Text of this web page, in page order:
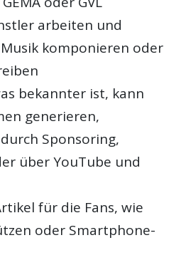
arbeiten und
komponieren oder
bekannter ist, kann
generieren,
Sponsoring,
über YouTube und
für die Fans, wie
oder Smartphone-